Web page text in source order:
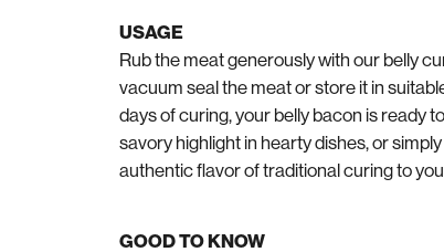
USAGE
Rub the meat generously with our belly
vacuum seal the meat or store it in
days of curing, your belly bacon is ready
savory highlight in hearty dishes, or
authentic flavor of traditional curing to
GOOD TO KNOW